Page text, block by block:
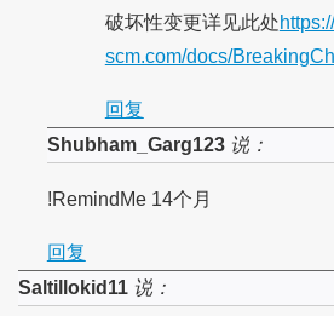
破坏性变更详见此处
scm.com/docs/
回复
Shubham_Garg123说：
!RemindMe 14个月
回复
Saltillokid11说：